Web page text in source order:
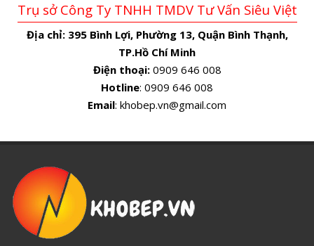
Trụ sở Công Ty TNHH TMDV Tư Vấn Siêu Việt
Địa chỉ: 395 Bình Lợi, Phường 13, Quận Bình Thạnh,
TP.Hồ Chí Minh
Điện thoại:0909 646 008
Hotline: 0909 646 008
Email: khobep.vn@gmail.com